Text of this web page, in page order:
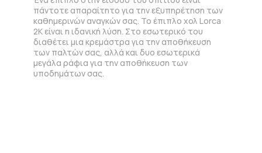
πάντοτε απαραίτητο για την εξυπηρέτηση των
καθημερινών αναγκών σας. Το έπιπλο χολ Lorca
2K είναι η ιδανική λύση. Στο εσωτερικό του
διαθέτει μια κρεμάστρα για την αποθήκευση
των παλτών σας, αλλά και δυο εσωτερικά
μεγάλα ράφια για την αποθήκευση των
υποδημάτων σας.